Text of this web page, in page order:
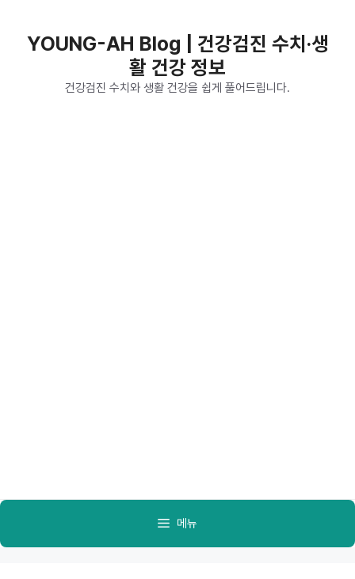
YOUNG-AH Blog | 건강검진 수치·생
활 건강 정보
건강검진 수치와 생활 건강을 쉽게 풀어드립니다.
메뉴